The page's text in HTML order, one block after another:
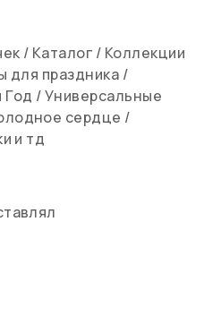
/ Каталог / Коллекции
для праздника /
Год /Универсальные
сердце /
и тд